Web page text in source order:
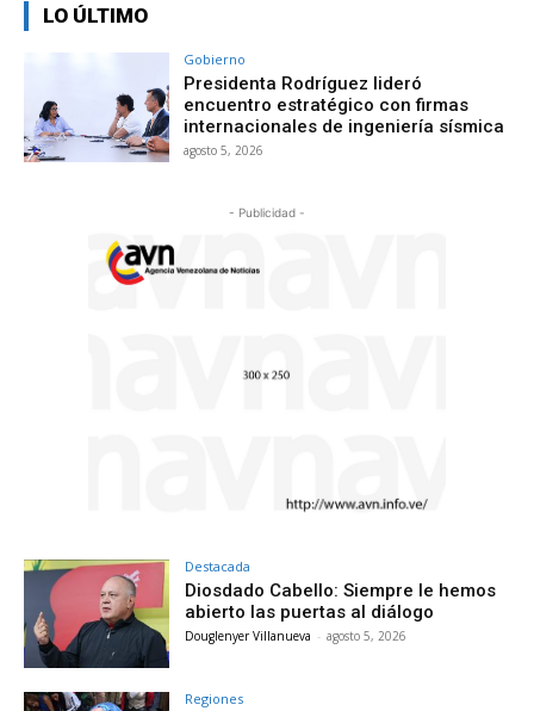
LO ÚLTIMO
Gobierno
Presidenta Rodríguez lideró
encuentro estratégico con firmas
internacionales de ingeniería sísmica
agosto 5, 2026
- Publicidad -
Destacada
Diosdado Cabello: Siempre le hemos
abierto las puertas al diálogo
Douglenyer Villanueva - agosto 5, 2026
Regiones